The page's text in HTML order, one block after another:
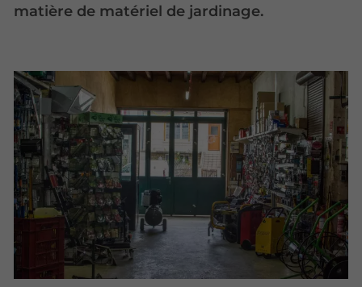
matière de matériel de jardinage.